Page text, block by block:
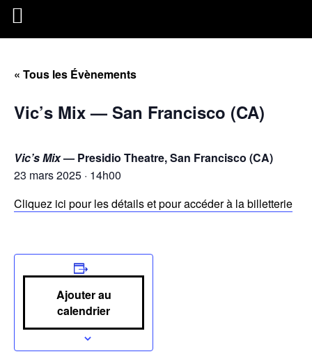
« Tous les Évènements
Vic’s Mix — San Francisco (CA)
Vic’s Mix— Presidio Theatre, San Francisco (CA)
23 mars 2025 · 14h00
Cliquez ici pour les détails et pour accéder à la billetterie
Ajouter au
calendrier